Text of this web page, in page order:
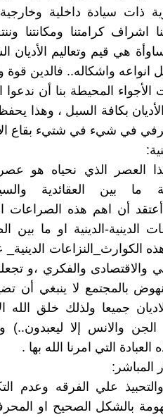
ذات سيادة داخلية
اشراف كرامتنا ومكانتنا
هي قيم وتعاليم
انواعه واشكاله.. فالدين
المحيطة بنا أن ندعوا
بكافة السبل ، وهذا
في شيء في شتيء بقاع
العصر الذي نحياه هو عصر
ما بين العقائدية
أعتقد أن اهم هذه الصراعات
الدينية-الدينية او ما بين
الكوارث_النزاعات
والفكري ،و
بالمجتمع لا ينبغي أن
جميعا ولذلك خلق الله
الجن والانس إلا
التي امرنا الله بها .
المباشر:
علي الفرقه وعدم
بالشكل الصحيح او